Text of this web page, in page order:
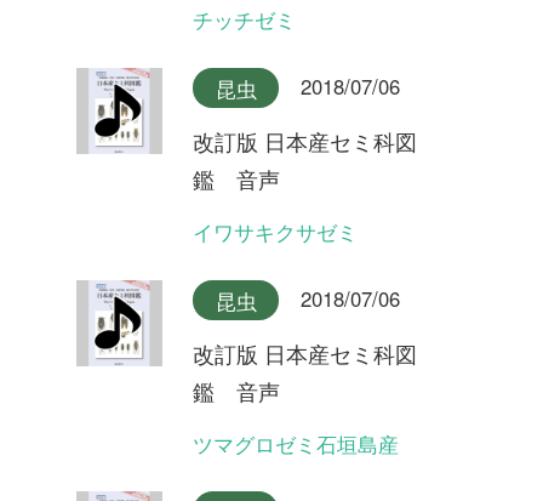
鑑 音声
2018/07/06
改訂版 日本産セミ科図
鑑 音声
ミンミンゼミ対馬産
昆虫 2018/07/06
改訂版 日本産セミ科図
鑑 音声